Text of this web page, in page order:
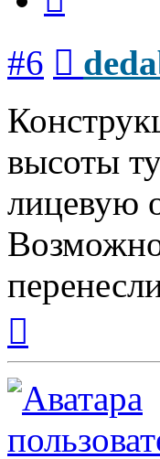
#6
высоты
лицевую
началу